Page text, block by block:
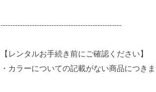
--------------------------------------------------
【レンタルお手続き前にご確認ください】
・カラーについての記載がない商品につき